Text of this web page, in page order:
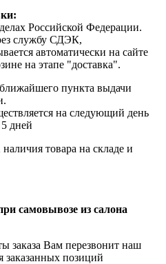
Российской Федерации.
службу СДЭК,
автоматически на сайте
на этапе "доставка".
пункта выдачи
на следующий день
дней
товара на складе и
самовывозе из салона
заказа Вам перезвонит наш
заказанных позиций